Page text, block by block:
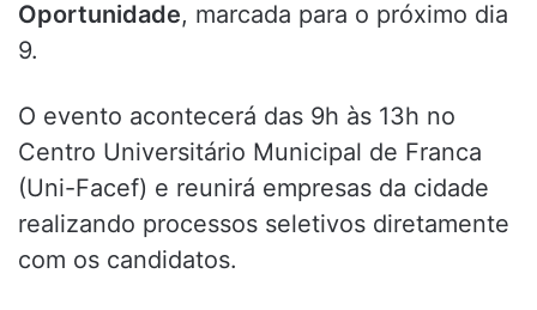
Oportunidade, marcada para o próximo dia
9.
O evento acontecerá das 9h às 13h no
Centro Universitário Municipal de Franca
(Uni-Facef) e reunirá empresas da cidade
realizando processos seletivos diretamente
com os candidatos.